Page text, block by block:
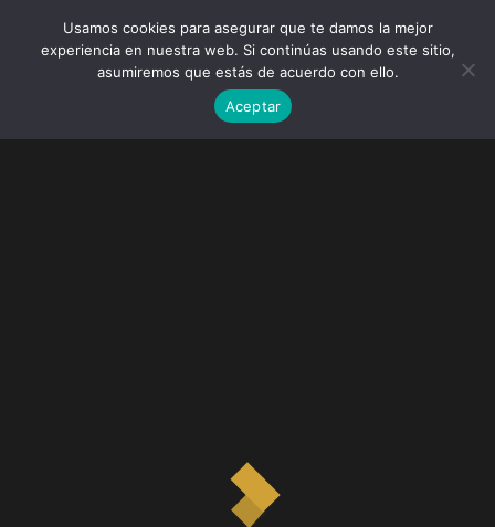
Sign Up
Usamos cookies para asegurar que te damos la mejor
experiencia en nuestra web. Si continúas usando este sitio,
asumiremos que estás de acuerdo con ello.
Aceptar